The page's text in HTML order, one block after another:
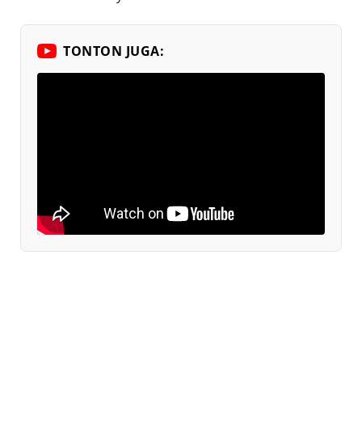
TONTON JUGA: